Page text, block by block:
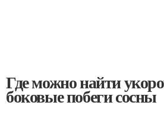
Где можно найти
боковые побеги сосны